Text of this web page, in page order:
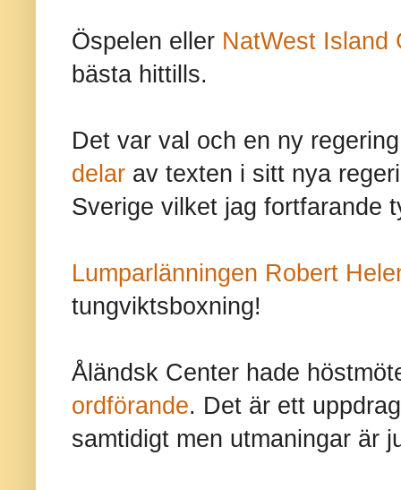
Öspelen eller NatWest Island
bästa hittills.
Det var val och en ny
delar av texten i sitt nya
Sverige vilket jag fortfarande
Lumparlänningen Robert
tungviktsboxning!
Åländsk Center hade
ordförande. Det är ett
samtidigt men utmaningar är